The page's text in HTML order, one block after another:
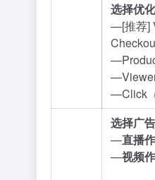
选择优
—[推荐]
—Click
选择广
—直播
—视频